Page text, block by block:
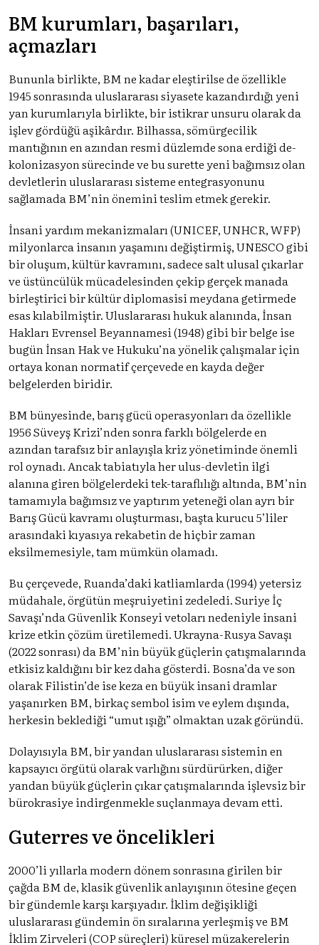
BM kurumları, başarıları,
açmazları
Bununla birlikte, BM ne kadar eleştirilse de özellikle
1945 sonrasında uluslararası siyasete kazandırdığı yeni
yan kurumlarıyla birlikte, bir istikrar unsuru olarak da
işlev gördüğü aşikârdır. Bilhassa, sömürgecilik
mantığının en azından resmi düzlemde sona erdiği de-
kolonizasyon sürecinde ve bu surette yeni bağımsız olan
devletlerin uluslararası sisteme entegrasyonunu
sağlamada BM’nin önemini teslim etmek gerekir.
İnsani yardım mekanizmaları (UNICEF, UNHCR, WFP)
milyonlarca insanın yaşamını değiştirmiş, UNESCO gibi
bir oluşum, kültür kavramını, sadece salt ulusal çıkarlar
ve üstüncülük mücadelesinden çekip gerçek manada
birleştirici bir kültür diplomasisi meydana getirmede
esas kılabilmiştir. Uluslararası hukuk alanında, İnsan
Hakları Evrensel Beyannamesi (1948) gibi bir belge ise
bugün İnsan Hak ve Hukuku’na yönelik çalışmalar için
ortaya konan normatif çerçevede en kayda değer
belgelerden biridir.
BM bünyesinde, barış gücü operasyonları da özellikle
1956 Süveyş Krizi’nden sonra farklı bölgelerde en
azından tarafsız bir anlayışla kriz yönetiminde önemli
rol oynadı. Ancak tabiatıyla her ulus-devletin ilgi
alanına giren bölgelerdeki tek-taraflılığı altında, BM’nin
tamamıyla bağımsız ve yaptırım yeteneği olan ayrı bir
Barış Gücü kavramı oluşturması, başta kurucu 5’liler
arasındaki kıyasıya rekabetin de hiçbir zaman
eksilmemesiyle, tam mümkün olamadı.
Bu çerçevede, Ruanda’daki katliamlarda (1994) yetersiz
müdahale, örgütün meşruiyetini zedeledi. Suriye İç
Savaşı’nda Güvenlik Konseyi vetoları nedeniyle insani
krize etkin çözüm üretilemedi. Ukrayna-Rusya Savaşı
(2022 sonrası) da BM’nin büyük güçlerin çatışmalarında
etkisiz kaldığını bir kez daha gösterdi. Bosna’da ve son
olarak Filistin’de ise keza en büyük insani dramlar
yaşanırken BM, birkaç sembol isim ve eylem dışında,
herkesin beklediği “umut ışığı” olmaktan uzak göründü.
Dolayısıyla BM, bir yandan uluslararası sistemin en
kapsayıcı örgütü olarak varlığını sürdürürken, diğer
yandan büyük güçlerin çıkar çatışmalarında işlevsiz bir
bürokrasiye indirgenmekle suçlanmaya devam etti.
Guterres ve öncelikleri
2000’li yıllarla modern dönem sonrasına girilen bir
çağda BM de, klasik güvenlik anlayışının ötesine geçen
bir gündemle karşı karşıyadır. İklim değişikliği
uluslararası gündemin ön sıralarına yerleşmiş ve BM
İklim Zirveleri (COP süreçleri) küresel müzakerelerin